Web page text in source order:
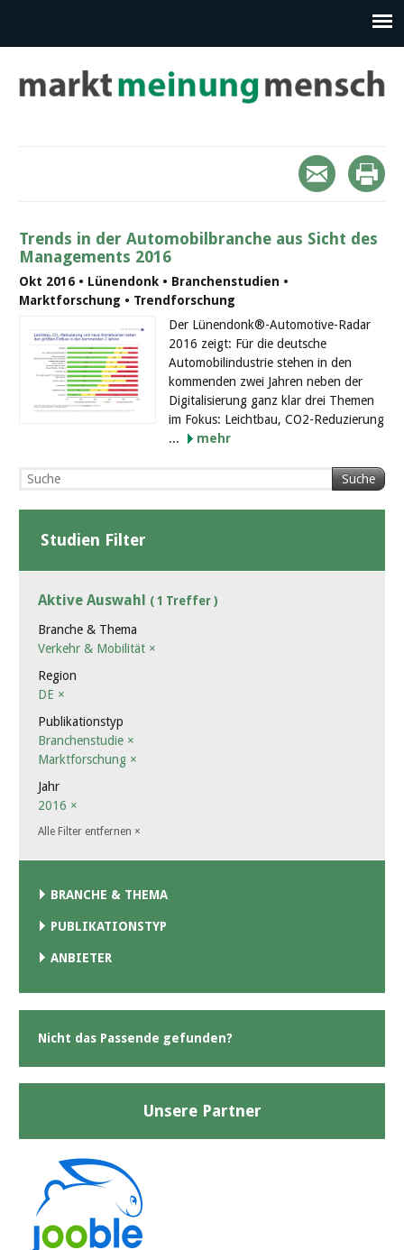
Trends in der Automobilbranche aus Sicht des
Managements 2016
Okt 2016 • Lünendonk • Branchenstudien •
Marktforschung • Trendforschung
Der Lünendonk®-Automotive-Radar
2016 zeigt: Für die deutsche
Automobilindustrie stehen in den
kommenden zwei Jahren neben der
Digitalisierung ganz klar drei Themen
im Fokus: Leichtbau, CO2-Reduzierung
...
mehr
Suche
Studien Filter
Aktive Auswahl ( 1 Treffer )
Branche & Thema
Verkehr & Mobilität ×
Region
DE ×
Publikationstyp
Branchenstudie ×
Marktforschung ×
Jahr
2016 ×
Alle Filter entfernen ×
BRANCHE & THEMA
PUBLIKATIONSTYP
ANBIETER
Nicht das Passende gefunden?
Unsere Partner